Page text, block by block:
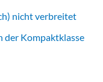
nicht verbreitet
der Kompaktklasse